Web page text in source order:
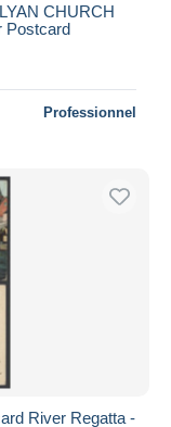
CHURCH
Postcard
Professionnel
River Regatta -